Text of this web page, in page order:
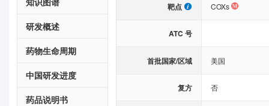
研发概述
药物生命周期
中国研发进度
药品说明书
靶点 COXs
ATC 号
首批国家/区域 美国
复方 否